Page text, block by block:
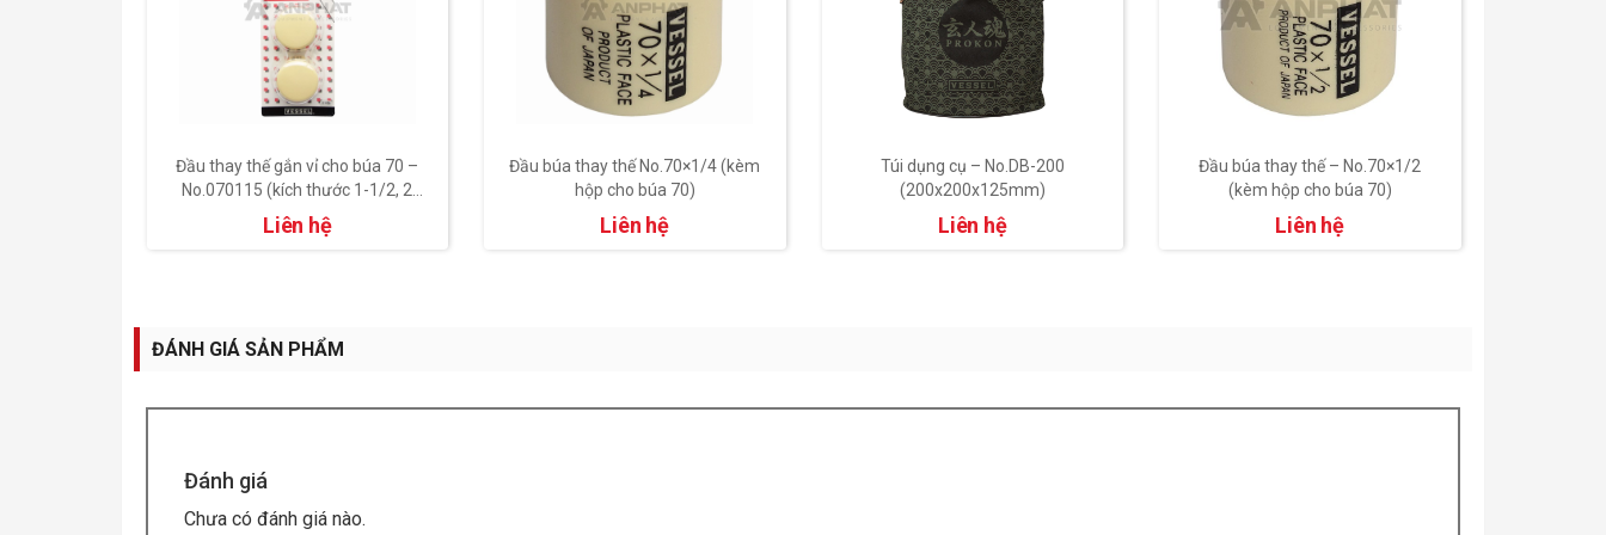
Đầu thay thế gắn vỉ cho búa 70 –
No.070115 (kích thước 1-1/2, 2
cái)
Liên hệ
Đầu búa thay thế No.70×1/4 (kèm
hộp cho búa 70)
Liên hệ
Túi dụng cụ – No.DB-200
(200x200x125mm)
Liên hệ
Đầu búa thay thế – No.70×1/2
(kèm hộp cho búa 70)
Liên hệ
ĐÁNH GIÁ SẢN PHẨM
Đánh giá
Chưa có đánh giá nào.